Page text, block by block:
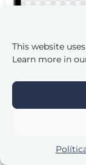
This website
Learn more in